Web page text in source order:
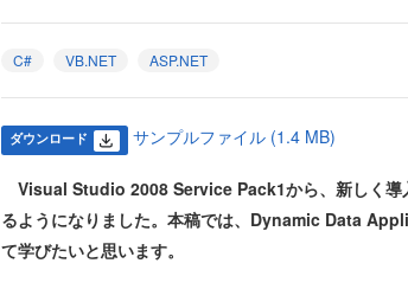
C# VB.NET ASP.NET
ダウンロード サンプルファイル (1.4 MB)
Visual Studio 2008 Service Pack1から、新しく
るようになりました。本稿では、Dynamic Data
て学びたいと思います。